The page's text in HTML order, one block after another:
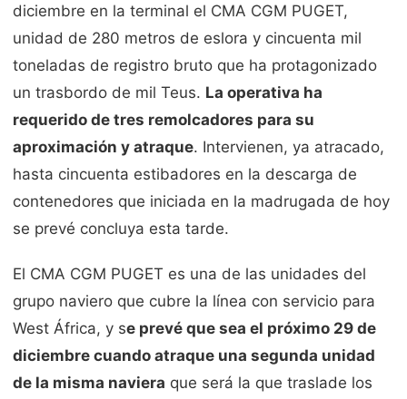
diciembre en la terminal el CMA CGM PUGET,
unidad de 280 metros de eslora y cincuenta mil
toneladas de registro bruto que ha protagonizado
un trasbordo de mil Teus. La operativa ha
requerido de tres remolcadores para su
aproximación y atraque. Intervienen, ya atracado,
hasta cincuenta estibadores en la descarga de
contenedores que iniciada en la madrugada de hoy
se prevé concluya esta tarde.
El CMA CGM PUGET es una de las unidades del
grupo naviero que cubre la línea con servicio para
West África, y se prevé que sea el próximo 29 de
diciembre cuando atraque una segunda unidad
de la misma naviera que será la que traslade los